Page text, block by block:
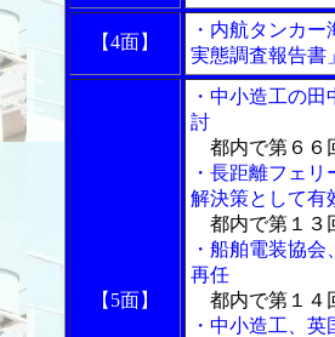
【4面】
・内航タンカ
実態調査報告書
【5面】
・中小造工の
討
都内で第６６
・長距離フェ
解決策として有
都内で第１３
・船舶電装協
再任
都内で第１４
・中小造工、